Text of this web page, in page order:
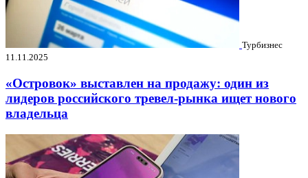
Турбизнес
11.11.2025
«Островок» выставлен на продажу: один из
лидеров российского тревел-рынка ищет нового
владельца